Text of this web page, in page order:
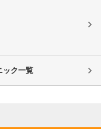
ック一覧